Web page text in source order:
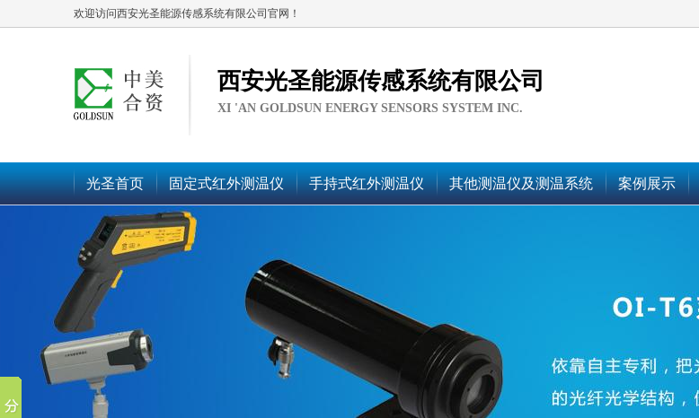
欢迎访问西安光圣能源传感系统有限公司官网！
西安光圣能源传感系统有限公司
XI 'AN GOLDSUN ENERGY SENSORS SYSTEM INC.
光圣首页 固定式红外测温仪 手持式红外测温仪 其他测温仪及测温系统 案例展示